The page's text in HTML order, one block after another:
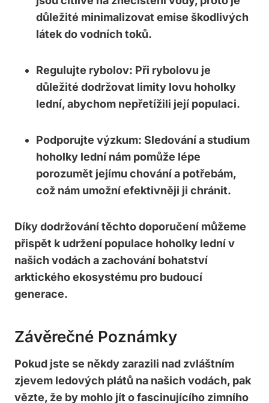
důležité minimalizovat emise škodlivých
látek do vodních toků.
Regulujte rybolov: Při ⁤rybolovu je‌
důležité​ dodržovat‌ limity lovu hoholky
lední,​ abychom nepřetížili její populaci.
Podporujte výzkum: Sledování a studium
hoholky lední ​nám pomůže ⁤lépe
porozumět ⁢jejímu ‍chování a ⁢potřebám,‌
což nám umožní efektivněji ji chránit.
Díky dodržování těchto doporučení můžeme
přispět k ⁤udržení populace hoholky lední ⁤v
našich vodách a zachování bohatství
arktického ekosystému⁤ pro budoucí
generace.
Závěrečné‌ Poznámky
Pokud jste se ⁤někdy zarazili nad zvláštním‍
zjevem ledových plátů na našich vodách, pak
vězte, že⁤ by mohlo jít o fascinujícího‍ zimního